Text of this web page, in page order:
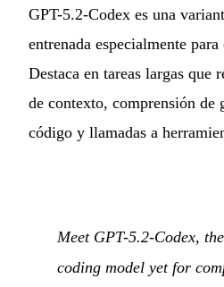
GPT-5.2-Codex es una
entrenada especialmente
Destaca en tareas largas que
de contexto, comprensión de
código y llamadas a
Meet GPT-5.2-Codex,
coding model yet for